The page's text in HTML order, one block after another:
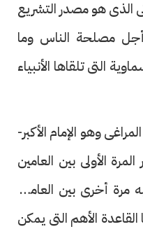
الذى هو مصدر التشريع
مصلحة الناس وما
التى تلقاها الأنبياء
وهو الإمام الأكبر-
الأولى بين العامين
مرة أخرى بين العامين
أنها القاعدة الأهم التى يمكن